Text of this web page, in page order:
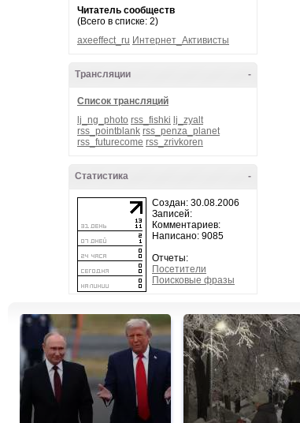
Читатель сообществ
(Всего в списке: 2)
axeeffect_ru Интернет_Активисты
-
Трансляции
Список трансляций
lj_ng_photo rss_fishki lj_zyalt
rss_pointblank rss_penza_planet
rss_futurecome rss_zrivkoren
-
Статистика
Создан: 30.08.2006
Записей:
Комментариев:
Написано: 9085
Отчеты:
Посетители
Поисковые фразы